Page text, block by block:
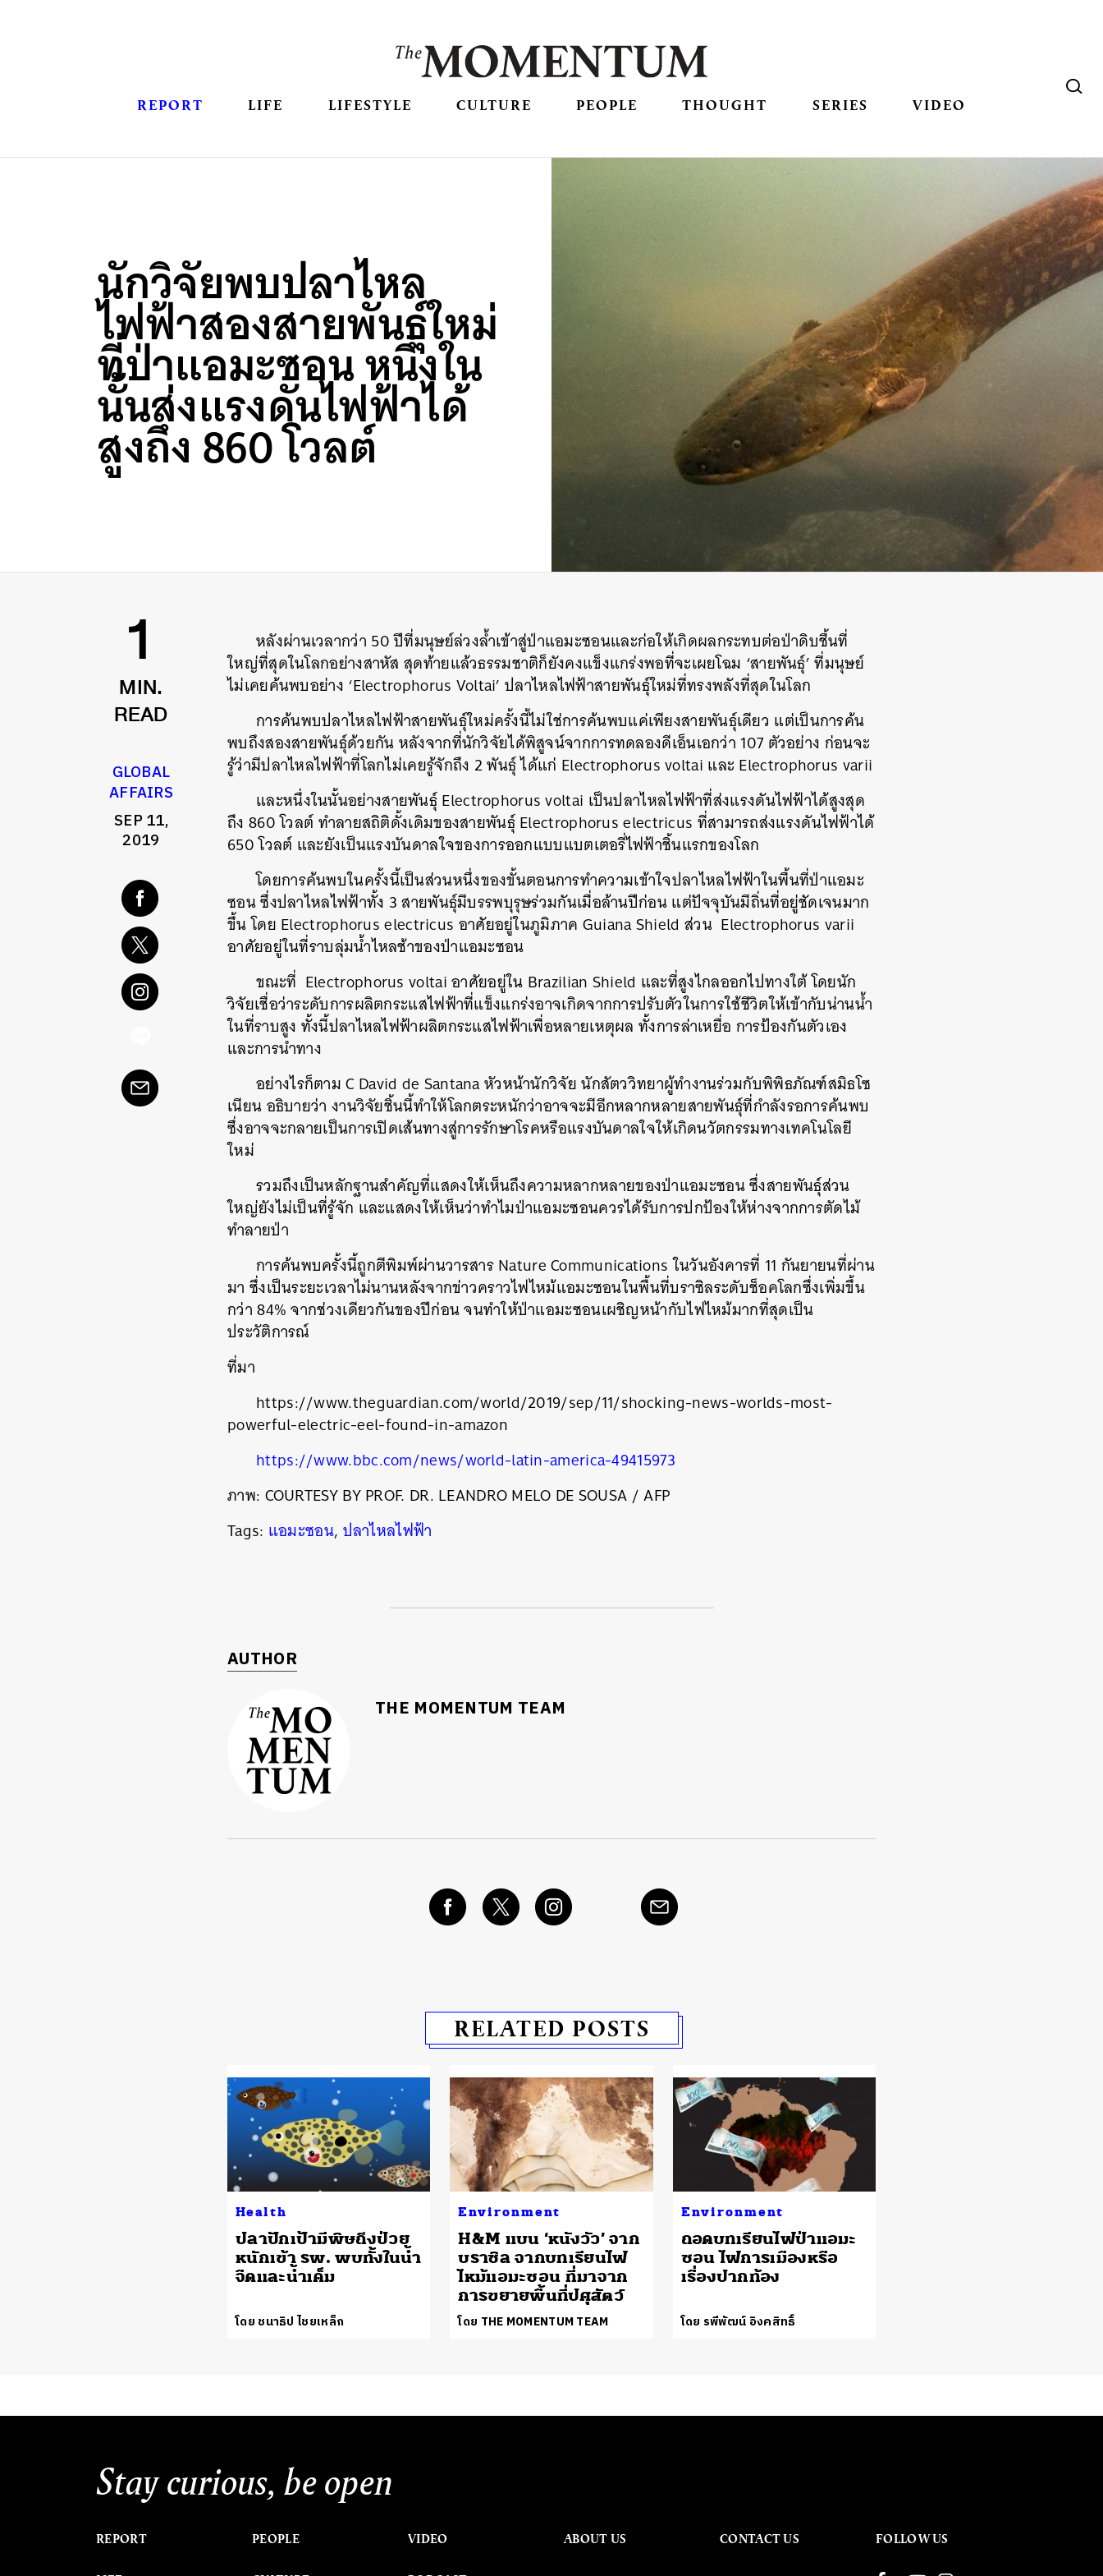
REPORT LIFE LIFESTYLE CULTURE PEOPLE THOUGHT SERIES VIDEO
นักวิจัยพบปลาไหล
ไฟฟ้าสองสายพันธุ์ใหม่
ที่ป่าแอมะซอน หนึ่งใน
นั้นส่งแรงดันไฟฟ้าได้
สูงถึง 860 โวลต์
1
MIN.
READ
GLOBAL
AFFAIRS
SEP 11,
2019
หลังผ่านเวลากว่า 50 ปีที่มนุษย์ล่วงล้ำเข้าสู่ป่าแอมะซอนและก่อให้เกิดผลกระทบต่อป่าดิบชื้นที่
ใหญ่ที่สุดในโลกอย่างสาหัส สุดท้ายแล้วธรรมชาติก็ยังคงแข็งแกร่งพอที่จะเผยโฉม ‘สายพันธุ์’ ที่มนุษย์
ไม่เคยค้นพบอย่าง ‘Electrophorus Voltai’ ปลาไหลไฟฟ้าสายพันธุ์ใหม่ที่ทรงพลังที่สุดในโลก
การค้นพบปลาไหลไฟฟ้าสายพันธุ์ใหม่ครั้งนี้ไม่ใช่การค้นพบแค่เพียงสายพันธุ์เดียว แต่เป็นการค้น
พบถึงสองสายพันธุ์ด้วยกัน หลังจากที่นักวิจัยได้พิสูจน์จากการทดลองดีเอ็นเอกว่า 107 ตัวอย่าง ก่อนจะ
รู้ว่ามีปลาไหลไฟฟ้าที่โลกไม่เคยรู้จักถึง 2 พันธุ์ ได้แก่ Electrophorus voltai และ Electrophorus varii
และหนึ่งในนั้นอย่างสายพันธุ์ Electrophorus voltai เป็นปลาไหลไฟฟ้าที่ส่งแรงดันไฟฟ้าได้สูงสุด
ถึง 860 โวลต์ ทำลายสถิติดั้งเดิมของสายพันธุ์ Electrophorus electricus ที่สามารถส่งแรงดันไฟฟ้าได้
650 โวลต์ และยังเป็นแรงบันดาลใจของการออกแบบแบตเตอรี่ไฟฟ้าชิ้นแรกของโลก
โดยการค้นพบในครั้งนี้เป็นส่วนหนึ่งของขั้นตอนการทำความเข้าใจปลาไหลไฟฟ้าในพื้นที่ป่าแอมะ
ซอน ซึ่งปลาไหลไฟฟ้าทั้ง 3 สายพันธุ์มีบรรพบุรุษร่วมกันเมื่อล้านปีก่อน แต่ปัจจุบันมีถิ่นที่อยู่ชัดเจนมาก
ขึ้น โดย Electrophorus electricus อาศัยอยู่ในภูมิภาค Guiana Shield ส่วน Electrophorus varii
อาศัยอยู่ในที่ราบลุ่มน้ำไหลช้าของป่าแอมะซอน
ขณะที่ Electrophorus voltai อาศัยอยู่ใน Brazilian Shield และที่สูงไกลออกไปทางใต้ โดยนัก
วิจัยเชื่อว่าระดับการผลิตกระแสไฟฟ้าที่แข็งแกร่งอาจเกิดจากการปรับตัวในการใช้ชีวิตให้เข้ากับน่านน้ำ
ในที่ราบสูง ทั้งนี้ปลาไหลไฟฟ้าผลิตกระแสไฟฟ้าเพื่อหลายเหตุผล ทั้งการล่าเหยื่อ การป้องกันตัวเอง
และการนำทาง
อย่างไรก็ตาม C David de Santana หัวหน้านักวิจัย นักสัตววิทยาผู้ทำงานร่วมกับพิพิธภัณฑ์สมิธโซ
เนียน อธิบายว่า งานวิจัยชิ้นนี้ทำให้โลกตระหนักว่าอาจจะมีอีกหลากหลายสายพันธุ์ที่กำลังรอการค้นพบ
ซึ่งอาจจะกลายเป็นการเปิดเส้นทางสู่การรักษาโรคหรือแรงบันดาลใจให้เกิดนวัตกรรมทางเทคโนโลยี
ใหม่
รวมถึงเป็นหลักฐานสำคัญที่แสดงให้เห็นถึงความหลากหลายของป่าแอมะซอน ซึ่งสายพันธุ์ส่วน
ใหญ่ยังไม่เป็นที่รู้จัก และแสดงให้เห็นว่าทำไมป่าแอมะซอนควรได้รับการปกป้องให้ห่างจากการตัดไม้
ทำลายป่า
การค้นพบครั้งนี้ถูกตีพิมพ์ผ่านวารสาร Nature Communications ในวันอังคารที่ 11 กันยายนที่ผ่าน
มา ซึ่งเป็นระยะเวลาไม่นานหลังจากข่าวคราวไฟไหม้แอมะซอนในพื้นที่บราซิลระดับช็อคโลกซึ่งเพิ่มขึ้น
กว่า 84% จากช่วงเดียวกันของปีก่อน จนทำให้ป่าแอมะซอนเผชิญหน้ากับไฟไหม้มากที่สุดเป็น
ประวัติการณ์
ที่มา
https://www.theguardian.com/world/2019/sep/11/shocking-news-worlds-most-
powerful-electric-eel-found-in-amazon
https://www.bbc.com/news/world-latin-america-49415973
ภาพ: COURTESY BY PROF. DR. LEANDRO MELO DE SOUSA / AFP
Tags: แอมะซอน, ปลาไหลไฟฟ้า
AUTHOR
THE MOMENTUM TEAM
RELATED POSTS
Health
ปลาปักเป้ามีพิษถึงป่วย
หนักเข้า รพ. พบทั้งในน้ำ
จืดและน้ำเค็ม
โดย ชนาธิป ไชยเหล็ก
Environment
H&M แบน ‘หนังวัว’ จาก
บราซิล จากบทเรียนไฟ
ไหม้แอมะซอน ที่มาจาก
การขยายพื้นที่ปศุสัตว์
โดย THE MOMENTUM TEAM
Environment
ถอดบทเรียนไฟป่าแอมะ
ซอน ไฟการเมืองหรือ
เรื่องปากท้อง
โดย รพีพัฒน์ อิงคสิทธิ์
Stay curious, be open
REPORT PEOPLE VIDEO ABOUT US CONTACT US FOLLOW US
ค้นหา